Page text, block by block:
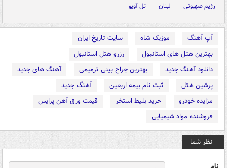
رژیم صهیونی
لبنان تل آویو
آپ آهنگ موزیک شاه
سایت تاریخ ایران
بهترین هتل های استانبول
رزرو هتل استانبول
دانلود آهنگ جدید
بهترین جراح بینی ترمیمی
آهنگ های جدید
پرشین هتل
ثبت نام بیمه اربعین
آهنگ جدید
مزایده خودرو
خرید بلیط استخر
قیمت ورق آهن پرایس
فروشنده مواد شیمیایی
نظر شما